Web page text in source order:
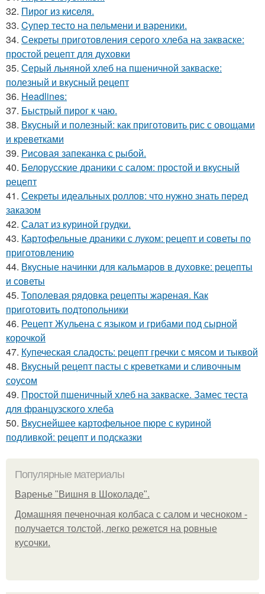
32. Пирог из киселя.
33. Cупер тесто на пельмени и вареники.
34. Секреты приготовления серого хлеба на закваске:
простой рецепт для духовки
35. Серый льняной хлеб на пшеничной закваске:
полезный и вкусный рецепт
36. Headlines:
37. Быстрый пирог к чаю.
38. Вкусный и полезный: как приготовить рис с овощами
и креветками
39. Рисовая запеканка с рыбой.
40. Белорусские драники с салом: простой и вкусный
рецепт
41. Секреты идеальных роллов: что нужно знать перед
заказом
42. Салат из куриной грудки.
43. Картофельные драники с луком: рецепт и советы по
приготовлению
44. Вкусные начинки для кальмаров в духовке: рецепты
и советы
45. Тополевая рядовка рецепты жареная. Как
приготовить подтопольники
46. Рецепт Жульена с языком и грибами под сырной
корочкой
47. Купеческая сладость: рецепт гречки с мясом и тыквой
48. Вкусный рецепт пасты с креветками и сливочным
соусом
49. Простой пшеничный хлеб на закваске. Замес теста
для французского хлеба
50. Вкуснейшее картофельное пюре с куриной
подливкой: рецепт и подсказки
Популярные материалы
Варенье "Вишня в Шоколаде".
Домашняя печеночная колбаса с салом и чесноком -
получается толстой, легко режется на ровные
кусочки.